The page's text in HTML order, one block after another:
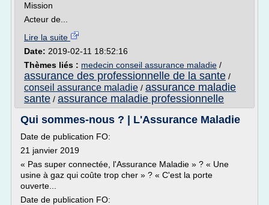
Mission
Acteur de...
Lire la suite
Date: 2019-02-11 18:52:16
Thèmes liés : medecin conseil assurance maladie /
assurance des professionnelle de la sante /
conseil assurance maladie / assurance maladie
sante / assurance maladie professionnelle
Qui sommes-nous ? | L'Assurance Maladie
Date de publication FO:
21 janvier 2019
« Pas super connectée, l'Assurance Maladie » ? « Une
usine à gaz qui coûte trop cher » ? « C'est la porte
ouverte...
Date de publication FO: